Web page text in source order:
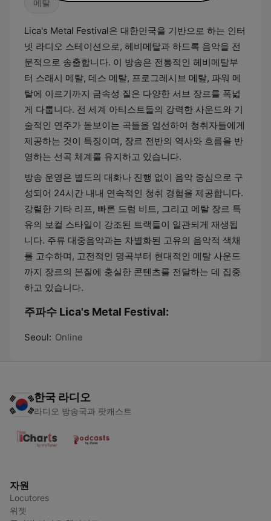
메탈
Lica's Metal Festival은 대한민국을 기반으로 하는 인터
넷 라디오 스테이션으로, 헤비메탈과 하드록 음악을 전
문적으로 송출합니다. 이 방송은 전통적인 헤비메탈부
터 스래시 메탈, 데스 메탈, 프로그레시브 메탈, 파워 메
탈에 이르기까지 금속성 짙은 다양한 서브 장르를 폭넓
게 다룹니다. 전 세계 아티스트들의 강력한 사운드와 기
술적인 연주가 돋보이는 곡들을 엄선하여 청취자들에게
제공하는 것이 특징이며, 장르 전반의 역사와 흐름을 반
영하는 선곡 체계를 유지하고 있습니다.
방송 운영은 별도의 대화나 진행 없이 음악 중심으로 구
성되어 24시간 내내 연속적인 청취 경험을 제공합니다.
강렬한 기타 리프, 빠른 드럼 비트, 그리고 메탈 장르 특
유의 보컬 스타일이 강조된 트랙들이 일관되게 재생됩
니다. 주류 대중음악과는 차별화된 고유의 음악적 색채
를 고수하며, 고전적인 명곡부터 현대적인 메탈 사운드
까지 장르의 본질에 충실한 콘텐츠를 전달하는 데 집중
하고 있습니다.
주파수 Lica's Metal Festival:
Seoul: Online
한국 라디오
라디오 방송국과 팟캐스트
자원
Locutores
위젯